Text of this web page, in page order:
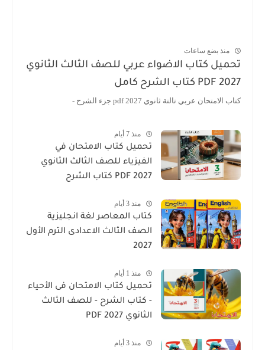
منذ بضع ساعات
تحميل كتاب الاضواء عربي للصف الثالث الثانوي
2027 PDF كتاب الشرح كامل
كتاب الامتحان عربي تالتة ثانوي 2027 pdf جزء الشرح -
منذ 7 أيام
تحميل كتاب الامتحان في
الفيزياء للصف الثالث الثانوي
2027 PDF كتاب الشرح
منذ 3 أيام
كتاب المعاصر لغة انجليزية
الصف الثالث الاعدادى الترم الأول
2027
منذ 1 أيام
تحميل كتاب الامتحان فى الأحياء
- كتاب الشرح - للصف الثالث
الثانوي 2027 PDF
منذ 3 أيام